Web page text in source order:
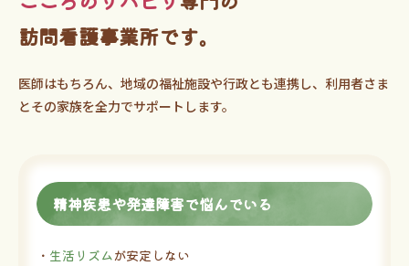
訪問看護事業所です。
医師はもちろん、地域の福祉施設や行政とも連携し、利用者さま
とその家族を全力でサポートします。
精神疾患や発達障害で悩んでいる
・ 生活リズムが安定しない